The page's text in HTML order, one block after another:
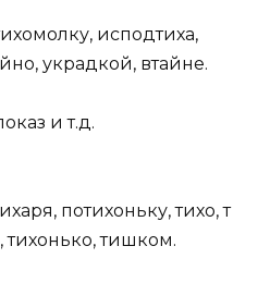
исподтиха,
украдкой, втайне.
и т.д.
потихоньку, тихо, т
тихонько, тишком.